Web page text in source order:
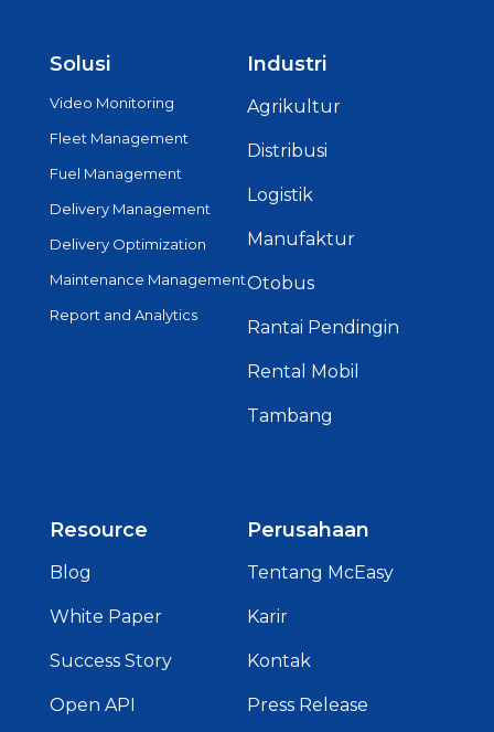
Solusi
Video Monitoring
Fleet Management
Fuel Management
Delivery Management
Delivery Optimization
Maintenance Management
Report and Analytics
Industri
Agrikultur
Distribusi
Logistik
Manufaktur
Otobus
Rantai Pendingin
Rental Mobil
Tambang
Resource
Blog
White Paper
Success Story
Open API
Perusahaan
Tentang McEasy
Karir
Kontak
Press Release